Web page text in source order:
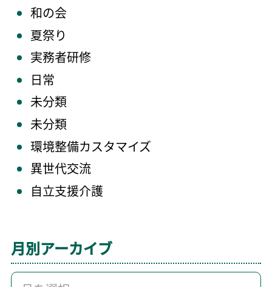
和の会
夏祭り
実務者研修
日常
未分類
未分類
環境整備カスタマイズ
異世代交流
自立支援介護
月別アーカイブ